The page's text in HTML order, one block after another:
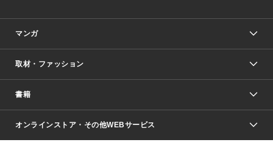
マンガ
少年マンガ
Vジャンプ
週刊ヤングジャンプ
少女マンガ
取材・ファッション
Seventeen
芸能・情報・スポーツ
書籍
文芸・文庫・総合
オンラインストア・その他WEBサービス